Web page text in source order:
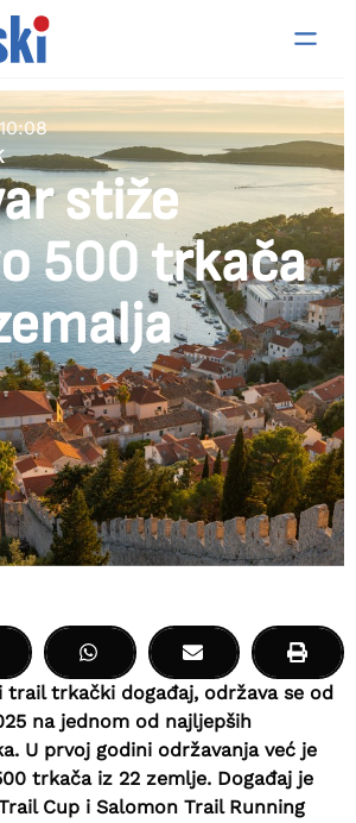
10:08
stiže
500 trkača
trail trkački događaj, održava se od
na jednom od najljepših
U prvoj godini održavanja već je
trkača iz 22 zemlje. Događaj je
Cup i Salomon Trail Running